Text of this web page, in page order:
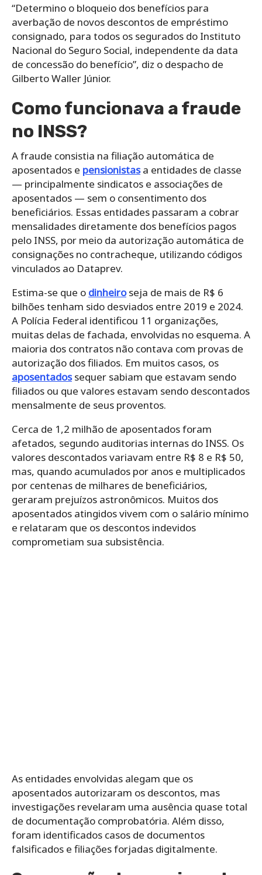
“Determino o bloqueio dos benefícios para
averbação de novos descontos de empréstimo
consignado, para todos os segurados do Instituto
Nacional do Seguro Social, independente da data
de concessão do benefício”, diz o despacho de
Gilberto Waller Júnior.
Como funcionava a fraude
no INSS?
A fraude consistia na filiação automática de
aposentados e pensionistasa entidades de classe
— principalmente sindicatos e associações de
aposentados — sem o consentimento dos
beneficiários. Essas entidades passaram a cobrar
mensalidades diretamente dos benefícios pagos
pelo INSS, por meio da autorização automática de
consignações no contracheque, utilizando códigos
vinculados ao Dataprev.
Estima-se que o dinheiroseja de mais de R$ 6
bilhões tenham sido desviados entre 2019 e 2024.
A Polícia Federal identificou 11 organizações,
muitas delas de fachada, envolvidas no esquema. A
maioria dos contratos não contava com provas de
autorização dos filiados. Em muitos casos, os
aposentadossequer sabiam que estavam sendo
filiados ou que valores estavam sendo descontados
mensalmente de seus proventos.
Cerca de 1,2 milhão de aposentados foram
afetados, segundo auditorias internas do INSS. Os
valores descontados variavam entre R$ 8 e R$ 50,
mas, quando acumulados por anos e multiplicados
por centenas de milhares de beneficiários,
geraram prejuízos astronômicos. Muitos dos
aposentados atingidos vivem com o salário mínimo
e relataram que os descontos indevidos
comprometiam sua subsistência.
As entidades envolvidas alegam que os
aposentados autorizaram os descontos, mas
investigações revelaram uma ausência quase total
de documentação comprobatória. Além disso,
foram identificados casos de documentos
falsificados e filiações forjadas digitalmente.